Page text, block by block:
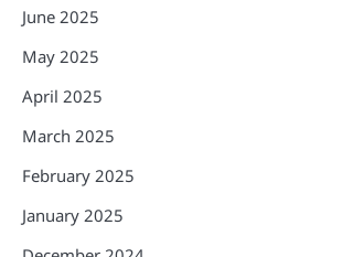
June 2025
May 2025
April 2025
March 2025
February 2025
January 2025